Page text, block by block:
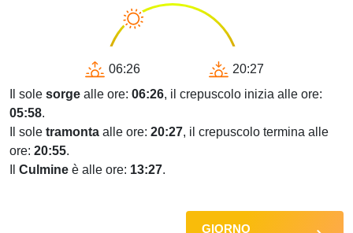
06:26
20:27
Il sole sorge alle ore: 06:26, il crepuscolo inizia alle ore:
05:58.
Il sole tramonta alle ore: 20:27, il crepuscolo termina alle
ore: 20:55.
Culmine è alle ore: 13:27.
GIORNO